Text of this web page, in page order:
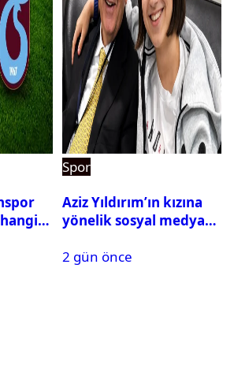
Spor
Aziz Yıldırım’ın kızına
yönelik sosyal medya
hakkında karar çıktı
2 gün önce